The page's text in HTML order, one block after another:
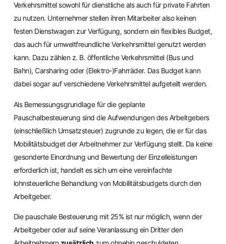
Verkehrsmittel sowohl für dienstliche als auch für private Fahrten
zu nutzen. Unternehmer stellen ihren Mitarbeiter also keinen
festen Dienstwagen zur Verfügung, sondern ein flexibles Budget,
das auch für umweltfreundliche Verkehrsmittel genutzt werden
kann. Dazu zählen z. B. öffentliche Verkehrsmittel (Bus und
Bahn), Carsharing oder (Elektro-)Fahrräder. Das Budget kann
dabei sogar auf verschiedene Verkehrsmittel aufgeteilt werden.
Als Bemessungsgrundlage für die geplante
Pauschalbesteuerung sind die Aufwendungen des Arbeitgebers
(einschließlich Umsatzsteuer) zugrunde zu legen, die er für das
Mobilitätsbudget der Arbeitnehmer zur Verfügung stellt. Da keine
gesonderte Einordnung und Bewertung der Einzelleistungen
erforderlich ist, handelt es sich um eine vereinfachte
lohnsteuerliche Behandlung von Mobilitätsbudgets durch den
Arbeitgeber.
Die pauschale Besteuerung mit 25% ist nur möglich, wenn der
Arbeitgeber oder auf seine Veranlassung ein Dritter den